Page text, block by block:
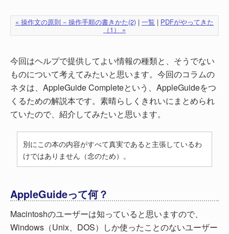
« 操作文の原則 − 操作手順の書きかた(2) | 一覧 | PDFがやってきた
（1） »
今回はヘルプで提供してよい情報の種類と、そうでない
ものについて考えてみたいと思います。今回のコラムの
ネタは、AppleGuide Completeという、AppleGuideをつ
くるための解説本です。素晴らしくきれいにまとめられ
ていたので、紹介してみたいと思います。
別にこの本の内容がすべて真実であると主張しているわ
けではありません（念のため）。
AppleGuideって何？
Macintoshのユーザーは知っていると思いますので、
Windows（Unix、DOS）しか使ったことのないユーザー